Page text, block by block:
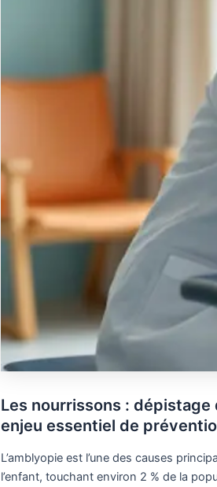
Les nourrissons : dépistage
enjeu essentiel de
L’amblyopie est l’une des causes
l’enfant, touchant environ 2 % de la